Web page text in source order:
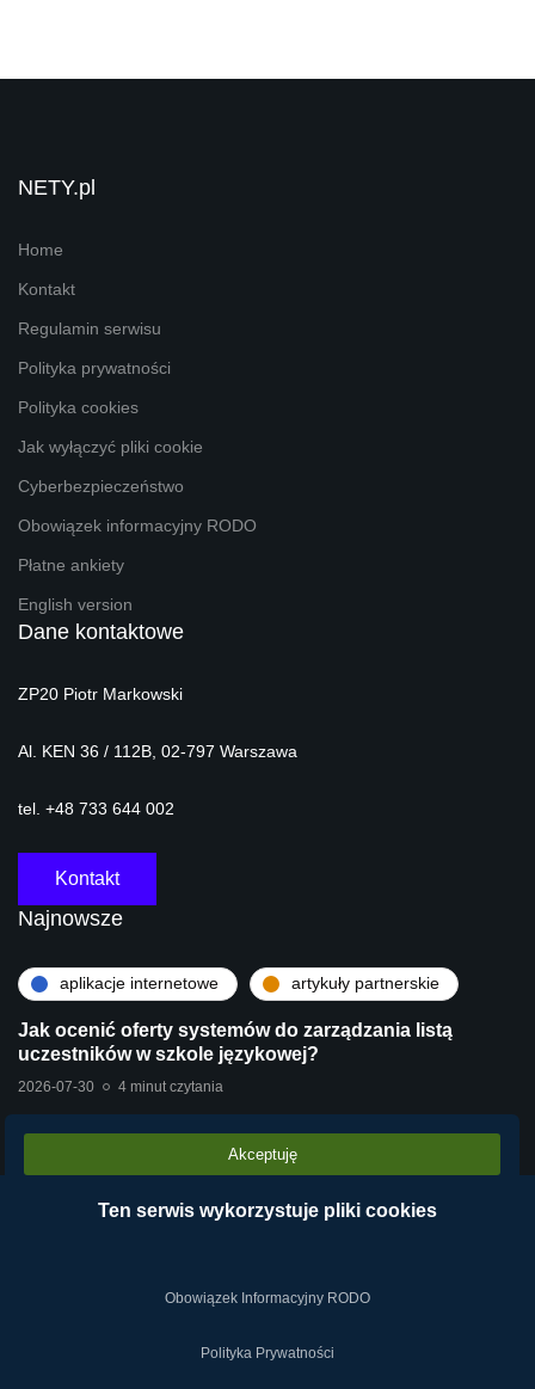
NETY.pl
Home
Kontakt
Regulamin serwisu
Polityka prywatności
Polityka cookies
Jak wyłączyć pliki cookie
Cyberbezpieczeństwo
Obowiązek informacyjny RODO
Płatne ankiety
English version
Dane kontaktowe
ZP20 Piotr Markowski
Al. KEN 36 / 112B, 02-797 Warszawa
tel. +48 733 644 002
Kontakt
Najnowsze
aplikacje internetowe artykuły partnerskie
Jak ocenić oferty systemów do zarządzania listą
uczestników w szkole językowej?
2026-07-30 4 minut czytania
technologie
Stara centrala vs Wirtualna Centrala Telefoniczna
Akceptuję
Ten serwis wykorzystuje pliki cookies
Obowiązek Informacyjny RODO
Polityka Prywatności